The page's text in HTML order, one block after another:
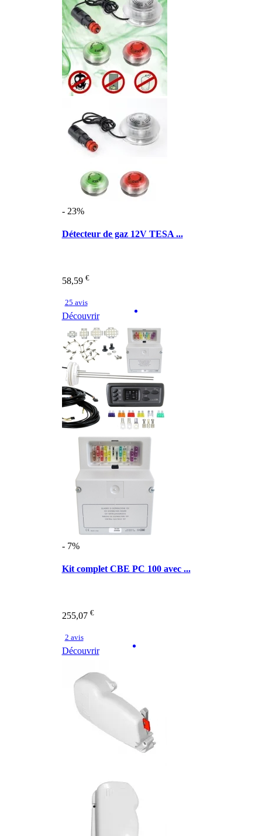
- 23%
Détecteur de gaz 12V TESA ...
58,59 €
25 avis
Découvrir
- 7%
Kit complet CBE PC 100 avec ...
255,07 €
2 avis
Découvrir